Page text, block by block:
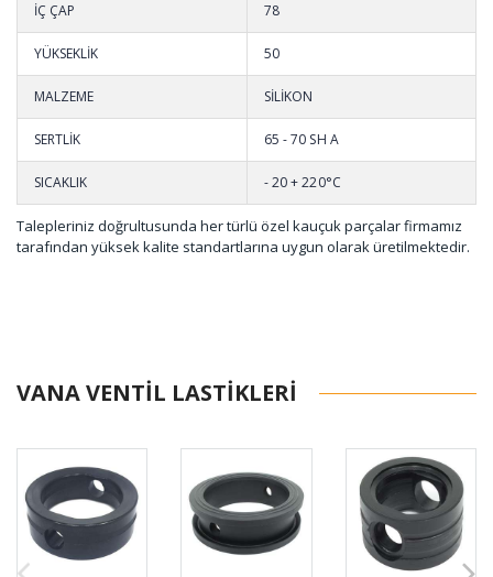
İÇ ÇAP 78
YÜKSEKLİK 50
MALZEME SİLİKON
SERTLİK 65 - 70 SH A
SICAKLIK - 20 + 220°C
Talepleriniz doğrultusunda her türlü özel kauçuk parçalar firmamız
tarafından yüksek kalite standartlarına uygun olarak üretilmektedir.
VANA VENTIL LASTIKLERI